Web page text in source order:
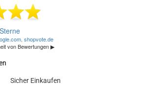
Sicher Einkaufen